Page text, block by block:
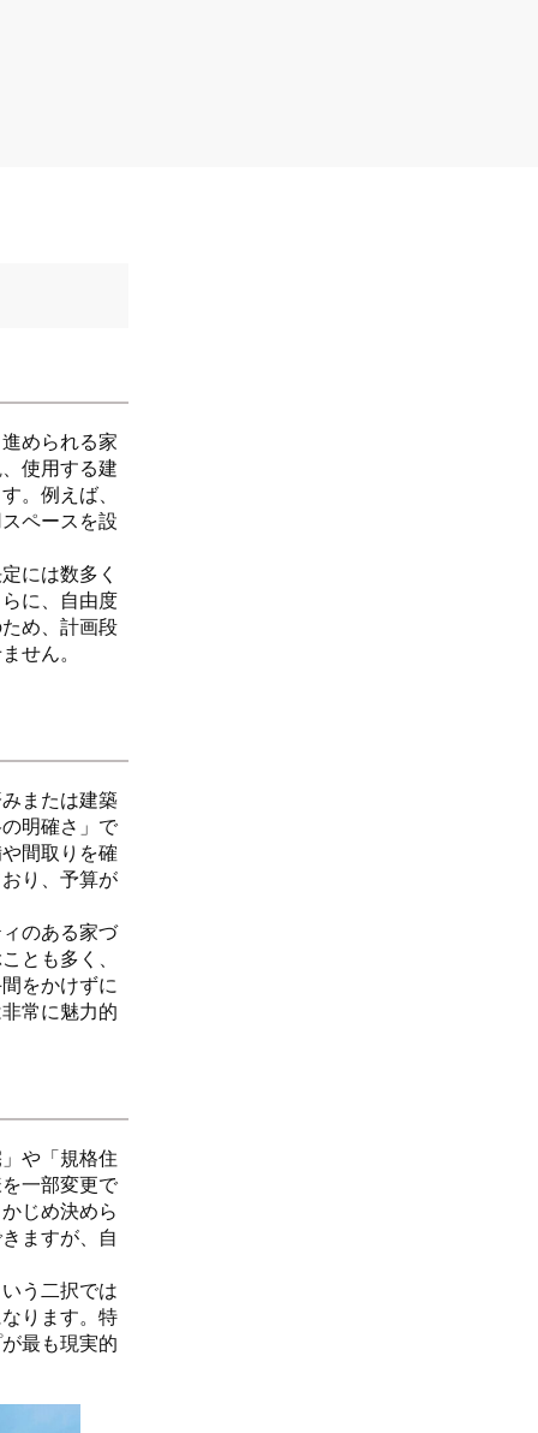
められる家
使用する建
。例えば、
ペースを設
には数多く
に、自由度
め、計画段
せん。
または建築
明確さ」で
間取りを確
り、予算が
のある家づ
とも多く、
をかけずに
常に魅力的
や「規格住
一部変更で
じめ決めら
ますが、自
う二択では
ります。特
最も現実的